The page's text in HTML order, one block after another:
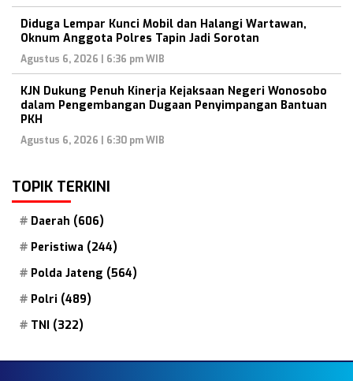
Diduga Lempar Kunci Mobil dan Halangi Wartawan,
Oknum Anggota Polres Tapin Jadi Sorotan
Agustus 6, 2026 | 6:36 pm WIB
KJN Dukung Penuh Kinerja Kejaksaan Negeri Wonosobo
dalam Pengembangan Dugaan Penyimpangan Bantuan
PKH
Agustus 6, 2026 | 6:30 pm WIB
TOPIK TERKINI
Daerah (606)
Peristiwa (244)
Polda Jateng (564)
Polri (489)
TNI (322)